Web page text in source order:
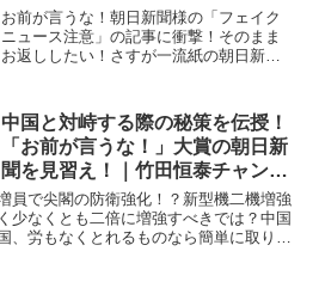
な！」ってやつww｜竹田恒泰チ
ャンネル
お前が言うな！朝日新聞様の「フェイク
ニュース注意」の記事に衝撃！そのまま
お返ししたい！さすが一流紙の朝日新聞
の発信元である朝日新聞が、「広がるフ
ェイクニュース」という記...
中国と対峙する際の秘策を伝授！
「お前が言うな！」大賞の朝日新
聞を見習え！｜竹田恒泰チャンネ
ル員で尖閣の防衛強化！？新型機二機増強
少なくとも二倍に増強すべきでは？中国
、労もなくとれるものなら簡単に取りに